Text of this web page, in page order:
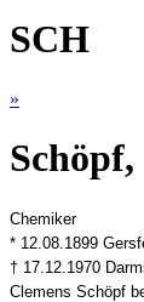
SCH
»
Schöpf,
Chemiker
* 12.08.1899
† 17.12.1970
Clemens Schöpf